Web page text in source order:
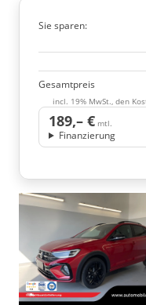
Sie sparen:
Gesamtpreis
incl. 19% MwSt., den
189,– € mtl.
Finanzierung